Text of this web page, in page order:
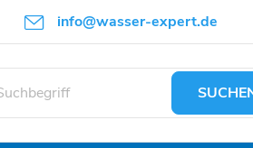
info@wasser-expert.de
DATENSCHUTZERKLÄRUNG